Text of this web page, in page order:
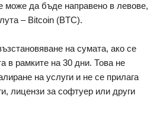
може да бъде направено в левове,
– Bitcoin (BTC).
на сумата, ако се
в рамките на 30 дни. Това не
на услуги и не се прилага
лицензи за софтуер или други